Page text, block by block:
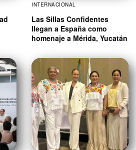
INTERNACIONAL
Las Sillas Confidentes
llegan a España como
homenaje a Mérida, Yucatán